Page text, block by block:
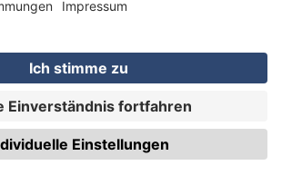
rechteckig (5,5 x 15,5
ARBEITEN ZU HAUSE
ab0,02 €/Stck.